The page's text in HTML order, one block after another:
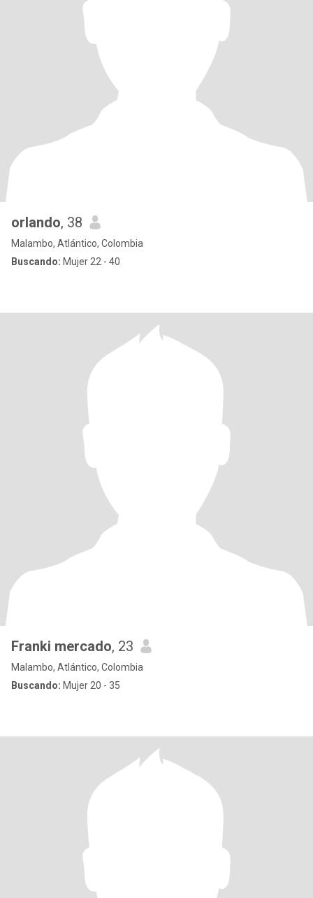
orlando, 38
Malambo, Atlántico, Colombia
Buscando: Mujer 22 - 40
Franki mercado, 23
Malambo, Atlántico, Colombia
Buscando: Mujer 20 - 35